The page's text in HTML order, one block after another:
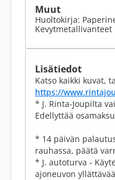
Muut
Huoltokirja:
Kevytmetallivanteet
Lisätiedot
Katso kaikki kuvat,
https://
* J. Rinta-Joupilta
Edellyttää
* 14 päivän
rauhassa, päätä
* J. autoturva -
ajoneuvon